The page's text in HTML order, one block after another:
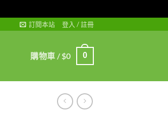
訂閱本站 登入 / 註冊
購物車 /$0 0